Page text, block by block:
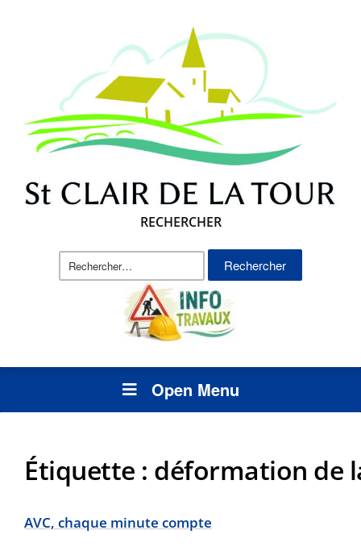
RECHERCHER
Rechercher :
Open Menu
Étiquette : déformation de
AVC, chaque minute compte